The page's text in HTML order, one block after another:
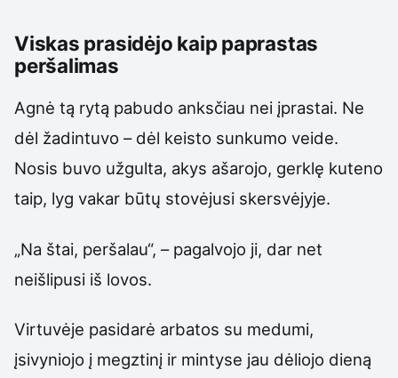
Viskas prasidėjo kaip paprastas
peršalimas
Agnė tą rytą pabudo anksčiau nei įprastai. Ne
dėl žadintuvo – dėl keisto sunkumo veide.
Nosis buvo užgulta, akys ašarojo, gerklę kuteno
taip, lyg vakar būtų stovėjusi skersvėjyje.
„Na štai, peršalau“, – pagalvojo ji, dar net
neišlipusi iš lovos.
Virtuvėje pasidarė arbatos su medumi,
įsivyniojo į megztinį ir mintyse jau dėliojo dieną